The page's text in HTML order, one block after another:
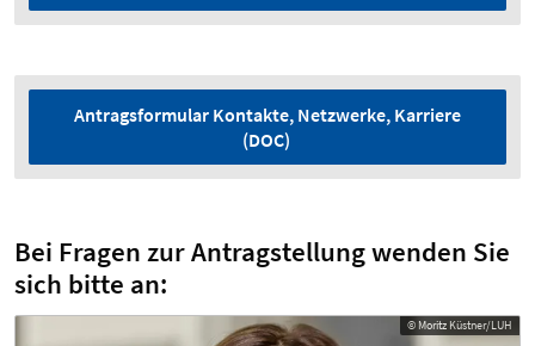
Antragsformular Kontakte, Netzwerke, Karriere
(DOC)
Bei Fragen zur Antragstellung wenden Sie
sich bitte an:
© Moritz Küstner/LUH